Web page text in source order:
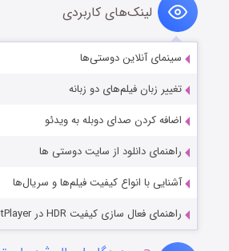
لینک‌های کاربردی
سینمای آنلاین دوستی‌ها
تغییر زبان فیلم‌های دو زبانه
اضافه کردن صدای دوبله به ویدئو
راهنمای دانلود از سایت دوستی ها
آشنایی با انواع کیفیت فیلم‌ها و سریال‌ها
راهنمای فعال سازی کیفیت HDR در PotPlayer